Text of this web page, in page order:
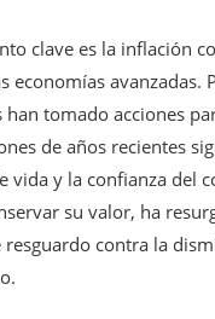
clave es la inflación
economías avanzadas.
han tomado acciones
de años recientes
vida y la confianza del
su valor, ha
resguardo contra la